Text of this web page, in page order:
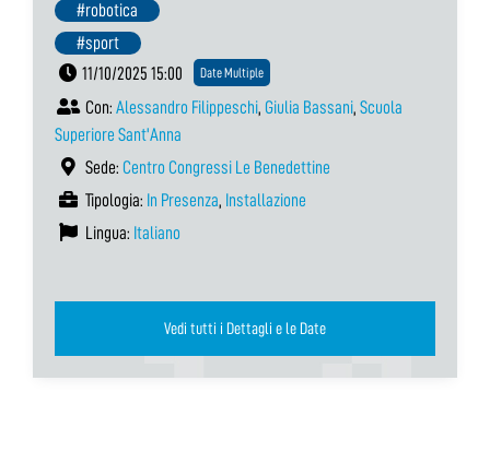
#robotica
#sport
11/10/2025 15:00
Date Multiple
Con: Alessandro Filippeschi, Giulia Bassani, Scuola
Superiore Sant'Anna
Sede: Centro Congressi Le Benedettine
Tipologia: In Presenza, Installazione
Lingua: Italiano
Vedi tutti i Dettagli e le Date